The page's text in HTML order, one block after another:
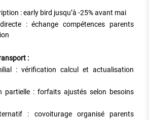
: early bird jusqu’à -25% avant mai
: échange compétences parents
:
: vérification calcul et actualisation
partielle : forfaits ajustés selon besoins
: covoiturage organisé parents